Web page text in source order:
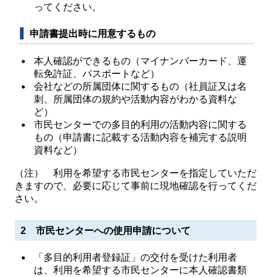
ってください。
申請書提出時に用意するもの
本人確認ができるもの（マイナンバーカード、運
転免許証、パスポートなど）
会社などの所属団体に関するもの（社員証又は名
刺、所属団体の規約や活動内容がわかる資料な
ど）
市民センターでの多目的利用の活動内容に関する
もの（申請書に記載する活動内容を補完する説明
資料など）
（注） 利用を希望する市民センターを指定していただ
きますので、必要に応じて事前に現地確認を行ってくだ
さい。
2 市民センターへの使用申請について
「多目的利用者登録証」の交付を受けた利用者
は、利用を希望する市民センターに本人確認書類